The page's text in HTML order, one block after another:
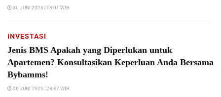
30 JUNI 2026 | 13:01 WIB
INVESTASI
Jenis BMS Apakah yang Diperlukan untuk
Apartemen? Konsultasikan Keperluan Anda Bersama
Bybamms!
26 JUNI 2026 | 23:47 WIB